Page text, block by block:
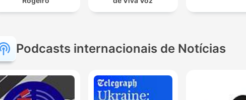
Podcasts internacionais de Notícias